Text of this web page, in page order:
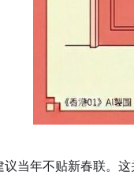
当年不贴新春联。